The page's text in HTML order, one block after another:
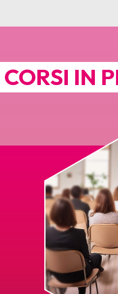
CORSI IN